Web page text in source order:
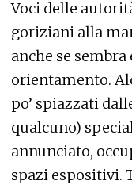
Voci delle
goriziani alla
anche se
orientamento.
po’ spiazzati
qualcuno)
annunciato,
spazi espositivi.